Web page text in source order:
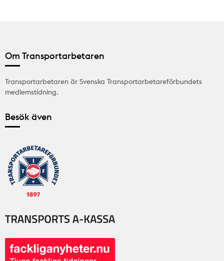
Om Transportarbetaren
Transportarbetaren är Svenska Transportarbetareförbundets
medlemstidning.
Besök även